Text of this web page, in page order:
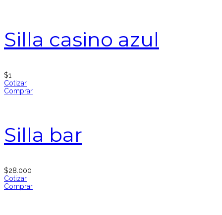
Silla casino azul
$1
Cotizar
Comprar
Silla bar
$28.000
Cotizar
Comprar